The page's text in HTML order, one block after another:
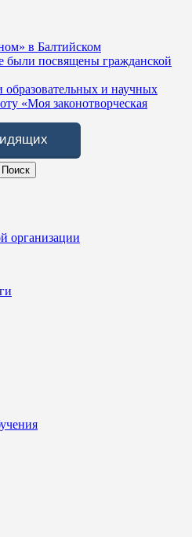
в Балтийском
посвящены гражданской
и научных
«Моя законотворческая
организации